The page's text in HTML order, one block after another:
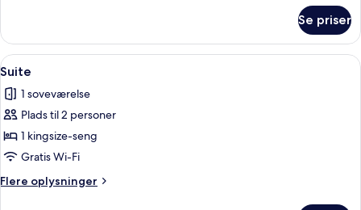
suite
(Mini)
Se priser
Indlæs
alle
billeder
af
Suite
Suite | Badeværelse | Bruser,
7
Suite
1 soveværelse
Plads til 2 personer
1 kingsize-seng
Gratis Wi-Fi
Flere oplysninger
Flere